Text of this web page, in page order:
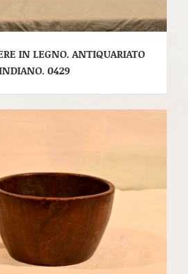
IN LEGNO. ANTIQUARIATO
0429